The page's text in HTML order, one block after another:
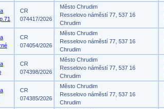
CR
074417/2026
Město Chrudim
Resselovo náměstí 77, 537 16
Chrudim
CR
074054/2026
Město Chrudim
Resselovo náměstí 77, 537 16
Chrudim
CR
074398/2026
Město Chrudim
Resselovo náměstí 77, 537 16
Chrudim
CR
074385/2026
Město Chrudim
Resselovo náměstí 77, 537 16
Chrudim